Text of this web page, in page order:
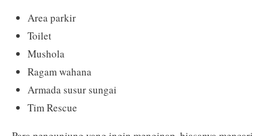
Area parkir
Toilet
Mushola
Ragam wahana
Armada susur sungai
Tim Rescue